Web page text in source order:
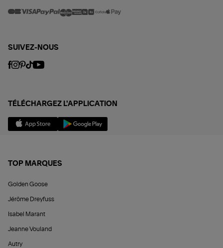
SUIVEZ-NOUS
TÉLÉCHARGEZ L'APPLICATION
TOP MARQUES
Golden Goose
Jérôme Dreyfuss
Isabel Marant
Jeanne Vouland
Autry